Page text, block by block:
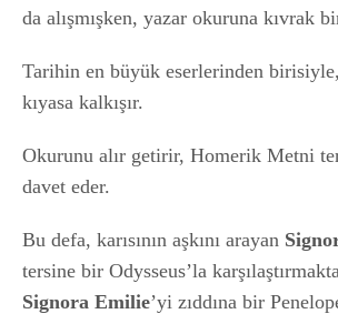
da alışmışken, yazar okuruna kıvrak
Tarihin en büyük eserlerinden birisiyle,
kıyasa kalkışır.
Okurunu alır getirir, Homerik Metni
davet eder.
Bu defa, karısının aşkını arayan
tersine bir Odysseus’la
Signora Emilie’yi zıddına bir